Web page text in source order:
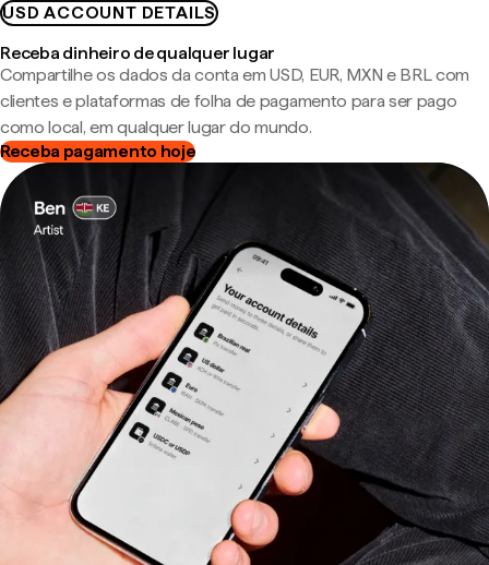
USD ACCOUNT DETAILS
Receba dinheiro de qualquer lugar
Compartilhe os dados da conta em USD, EUR, MXN e BRL com
clientes e plataformas de folha de pagamento para ser pago
como local, em qualquer lugar do mundo.
Receba pagamento hoje